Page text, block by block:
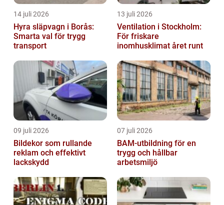
14 juli 2026
Hyra släpvagn i Borås:
Smarta val för trygg
transport
13 juli 2026
Ventilation i Stockholm:
För friskare
inomhusklimat året runt
09 juli 2026
Bildekor som rullande
reklam och effektivt
lackskydd
07 juli 2026
BAM-utbildning för en
trygg och hållbar
arbetsmiljö